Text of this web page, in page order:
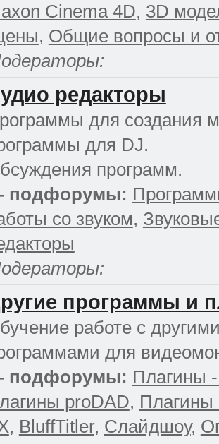
Cinema 4D, 3D
, Общие вопросы и
редакторы
для создания
для DJ.
программ.
подфорумы:
со звуком,
программы и
работе с
для
подфорумы: Плагины
proDAD, Плагины
, BluffTitler, Слайдшоу,